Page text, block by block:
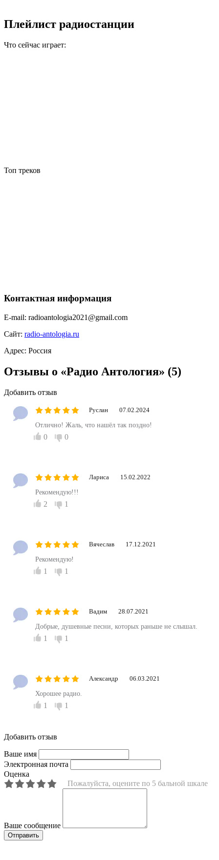
Плейлист радиостанции
Что сейчас играет:
Топ треков
Контактная информация
E-mail: radioantologia2021@gmail.com
Сайт: radio-antologia.ru
Адрес: Россия
Отзывы о «Радио Антология» (5)
Добавить отзыв
Руслан 07.02.2024
Отлично! Жаль, что нашёл так поздно!
0 0
Лариса 15.02.2022
Рекомендую!!!
2 1
Вячеслав 17.12.2021
Рекомендую !
1 1
Вадим 28.07.2021
Добрые, душевные песни, которых раньше не слышал.
1 1
Александр 06.03.2021
Хорошее радио.
1 1
Добавить отзыв
Ваше имя
Электронная почта
Оценка
Пожалуйста, оцените по 5 бальной шкале
Ваше сообщение